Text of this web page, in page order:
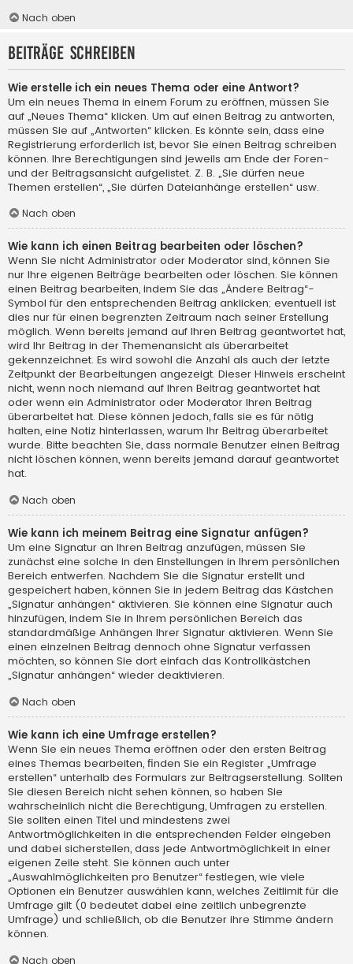
Nach oben
Beiträge schreiben
Wie erstelle ich ein neues Thema oder eine Antwort?
Um ein neues Thema in einem Forum zu eröffnen, müssen Sie
auf „Neues Thema“ klicken. Um auf einen Beitrag zu antworten,
müssen Sie auf „Antworten“ klicken. Es könnte sein, dass eine
Registrierung erforderlich ist, bevor Sie einen Beitrag schreiben
können. Ihre Berechtigungen sind jeweils am Ende der Foren-
und der Beitragsansicht aufgelistet. Z. B. „Sie dürfen neue
Themen erstellen“, „Sie dürfen Dateianhänge erstellen“ usw.
Nach oben
Wie kann ich einen Beitrag bearbeiten oder löschen?
Wenn Sie nicht Administrator oder Moderator sind, können Sie
nur Ihre eigenen Beiträge bearbeiten oder löschen. Sie können
einen Beitrag bearbeiten, indem Sie das „Ändere Beitrag“-
Symbol für den entsprechenden Beitrag anklicken; eventuell ist
dies nur für einen begrenzten Zeitraum nach seiner Erstellung
möglich. Wenn bereits jemand auf Ihren Beitrag geantwortet hat,
wird Ihr Beitrag in der Themenansicht als überarbeitet
gekennzeichnet. Es wird sowohl die Anzahl als auch der letzte
Zeitpunkt der Bearbeitungen angezeigt. Dieser Hinweis erscheint
nicht, wenn noch niemand auf Ihren Beitrag geantwortet hat
oder wenn ein Administrator oder Moderator Ihren Beitrag
überarbeitet hat. Diese können jedoch, falls sie es für nötig
halten, eine Notiz hinterlassen, warum Ihr Beitrag überarbeitet
wurde. Bitte beachten Sie, dass normale Benutzer einen Beitrag
nicht löschen können, wenn bereits jemand darauf geantwortet
hat.
Nach oben
Wie kann ich meinem Beitrag eine Signatur anfügen?
Um eine Signatur an Ihren Beitrag anzufügen, müssen Sie
zunächst eine solche in den Einstellungen in Ihrem persönlichen
Bereich entwerfen. Nachdem Sie die Signatur erstellt und
gespeichert haben, können Sie in jedem Beitrag das Kästchen
„Signatur anhängen“ aktivieren. Sie können eine Signatur auch
hinzufügen, indem Sie in Ihrem persönlichen Bereich das
standardmäßige Anhängen Ihrer Signatur aktivieren. Wenn Sie
einen einzelnen Beitrag dennoch ohne Signatur verfassen
möchten, so können Sie dort einfach das Kontrollkästchen
„Signatur anhängen“ wieder deaktivieren.
Nach oben
Wie kann ich eine Umfrage erstellen?
Wenn Sie ein neues Thema eröffnen oder den ersten Beitrag
eines Themas bearbeiten, finden Sie ein Register „Umfrage
erstellen“ unterhalb des Formulars zur Beitragserstellung. Sollten
Sie diesen Bereich nicht sehen können, so haben Sie
wahrscheinlich nicht die Berechtigung, Umfragen zu erstellen.
Sie sollten einen Titel und mindestens zwei
Antwortmöglichkeiten in die entsprechenden Felder eingeben
und dabei sicherstellen, dass jede Antwortmöglichkeit in einer
eigenen Zeile steht. Sie können auch unter
„Auswahlmöglichkeiten pro Benutzer“ festlegen, wie viele
Optionen ein Benutzer auswählen kann, welches Zeitlimit für die
Umfrage gilt (0 bedeutet dabei eine zeitlich unbegrenzte
Umfrage) und schließlich, ob die Benutzer ihre Stimme ändern
können.
Nach oben